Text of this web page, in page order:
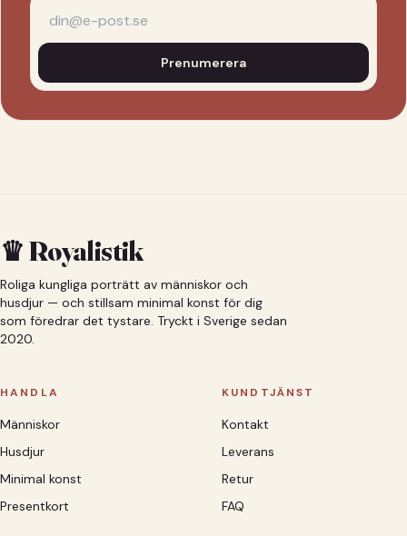
Prenumerera
♛ Royalistik
Roliga kungliga porträtt av människor och
husdjur — och stillsam minimal konst för dig
som föredrar det tystare. Tryckt i Sverige sedan
2020.
HANDLA
Människor
Husdjur
Minimal konst
Presentkort
KUNDTJÄNST
Kontakt
Leverans
Retur
FAQ